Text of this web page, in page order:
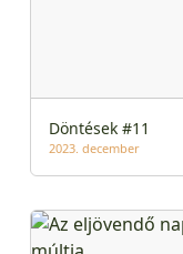
Döntések #11
2023. december